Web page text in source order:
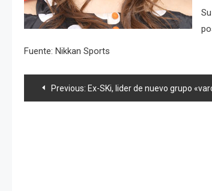
Fuente: Nikkan Sports
Navegación
Previous: Ex-SKi, lider de nuevo grupo